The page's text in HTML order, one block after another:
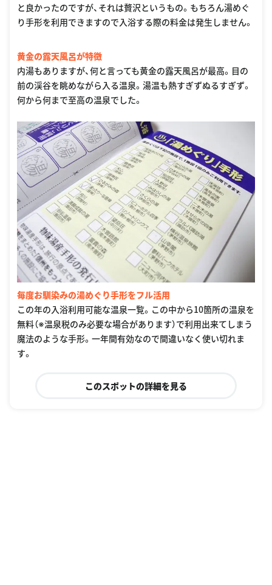
と良かったのですが、それは贅沢というもの。もちろん湯めぐ
り手形を利用できますので入浴する際の料金は発生しません。
黄金の露天風呂が特徴
内湯もありますが、何と言っても黄金の露天風呂が最高。目の
前の渓谷を眺めながら入る温泉。湯温も熱すぎずぬるすぎず。
何から何まで至高の温泉でした。
毎度お馴染みの湯めぐり手形をフル活用
この年の入浴利用可能な温泉一覧。この中から10箇所の温泉を
無料（※温泉税のみ必要な場合があります）で利用出来てしまう
魔法のような手形。一年間有効なので間違いなく使い切れま
す。
このスポットの詳細を見る